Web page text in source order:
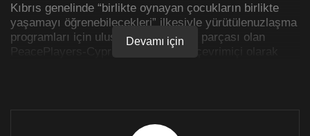
Kıbrıs genelinde “birlikte oynayan çocukların birlikte
yaşamayı öğrenebilecekleri” ilkesiyle yürütülenuzlaşma
programları için uluslararası bir ağın parçası olan
PeacePlayers-Cyprus etkinliklerine çevrimiçi olarak
Devamı için